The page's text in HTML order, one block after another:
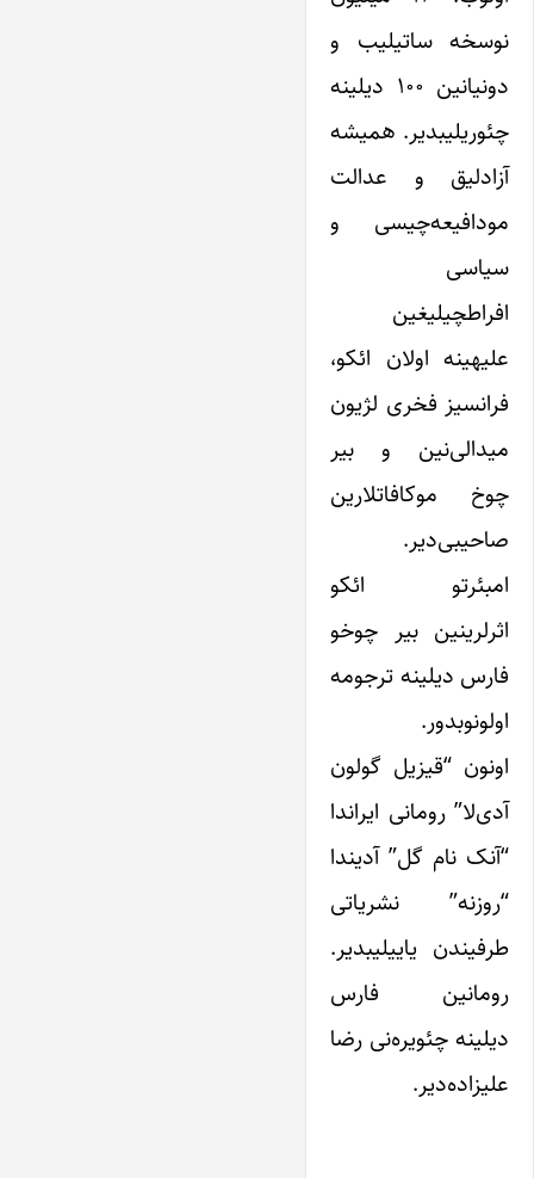
نوسخه ساتیلیب و
دونیانین ۱۰۰ دیلینه
چئوریلیبدیر. همیشه
آزادلیق و عدالت
مودافیعه‌چیسی و
سیاسی
افراطچیلیغین
علیهینه اولان ائکو،
فرانسیز فخری لژیون
میدالی‌نین و بیر
چوخ موکافاتلارین
صاحیبی‌دیر.
امبئرتو ائکو
اثرلرینین بیر چوخو
فارس دیلینه ترجومه
اولونوبدور.
اونون “قیزیل گولون
آدی‌لا” رومانی ایراندا
“آنک نام گل” آدیندا
“روزنه” نشریاتی
طرفیندن یاییلیبدیر.
رومانین فارس
دیلینه چئویره‌نی رضا
علیزاده‌دیر.